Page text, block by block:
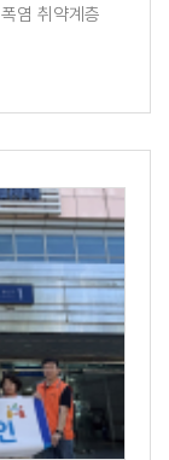
염 취약계층